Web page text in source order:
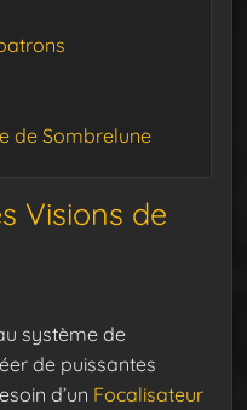
de Sombrelune
Visions de
système de
de puissantes
d’un Focalisateur